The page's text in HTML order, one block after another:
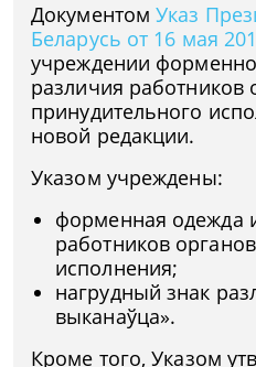
ДокументомУказ
Беларусь от 16 мая
учреждении
различия работников
принудительного
новой редакции.
Указом учреждены:
форменная одежда
работников
исполнения;
нагрудный знак
выканаўца».
Кроме того, Указом